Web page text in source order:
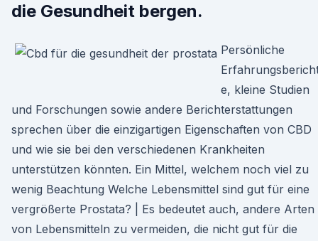
die Gesundheit bergen.
Persönliche
e, kleine Studien
und Forschungen sowie andere Berichterstattungen
sprechen über die einzigartigen Eigenschaften von CBD
und wie sie bei den verschiedenen Krankheiten
unterstützen könnten. Ein Mittel, welchem noch viel zu
wenig Beachtung Welche Lebensmittel sind gut für eine
vergrößerte Prostata? | Es bedeutet auch, andere Arten
von Lebensmitteln zu vermeiden, die nicht gut für die